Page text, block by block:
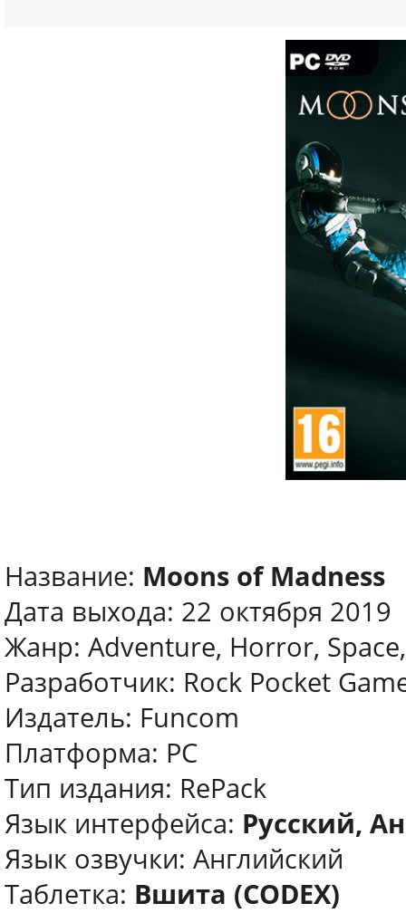
Название: Moons of Madness
Дата выхода: 22 октября 2019
Жанр: Adventure, Horror,
Разработчик: Rock Pocket
Издатель: Funcom
Платформа: PC
Тип издания: RePack
Язык интерфейса: Русский,
Язык озвучки: Английский
Таблетка: Вшита (CODEX)